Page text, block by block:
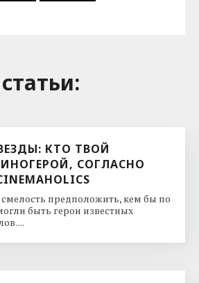
КТО ТВОЙ
СОГЛАСНО
предположить, кем бы по
быть герои известных
...